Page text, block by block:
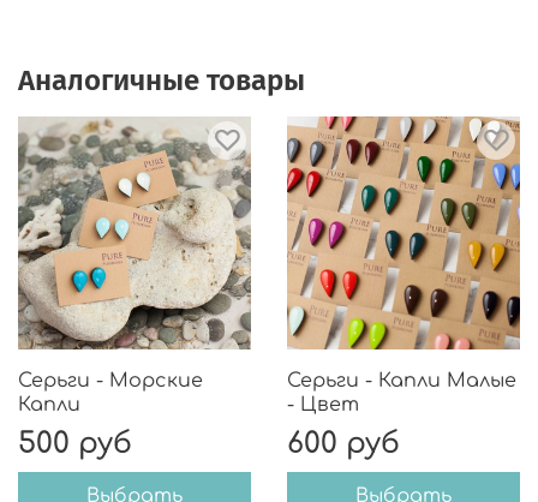
Аналогичные товары
Серьги - Морские
Капли
500 руб
Выбрать
Серьги - Капли Малые
- Цвет
600 руб
Выбрать